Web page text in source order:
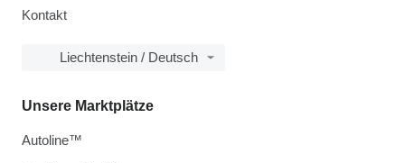
Kontakt
Liechtenstein / Deutsch
Unsere Marktplätze
Autoline™